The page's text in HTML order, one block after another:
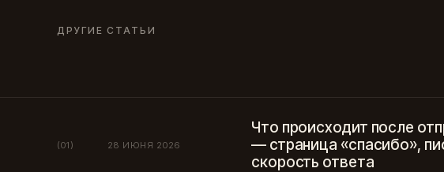
ДРУГИЕ СТАТЬИ
(01) 28 ИЮНЯ 2026
Что происходит после
— страница «спасибо»,
скорость ответа